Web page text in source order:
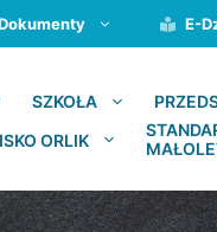
E-
SZKOŁA
ORLIK